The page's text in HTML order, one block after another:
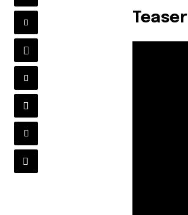
Teaser